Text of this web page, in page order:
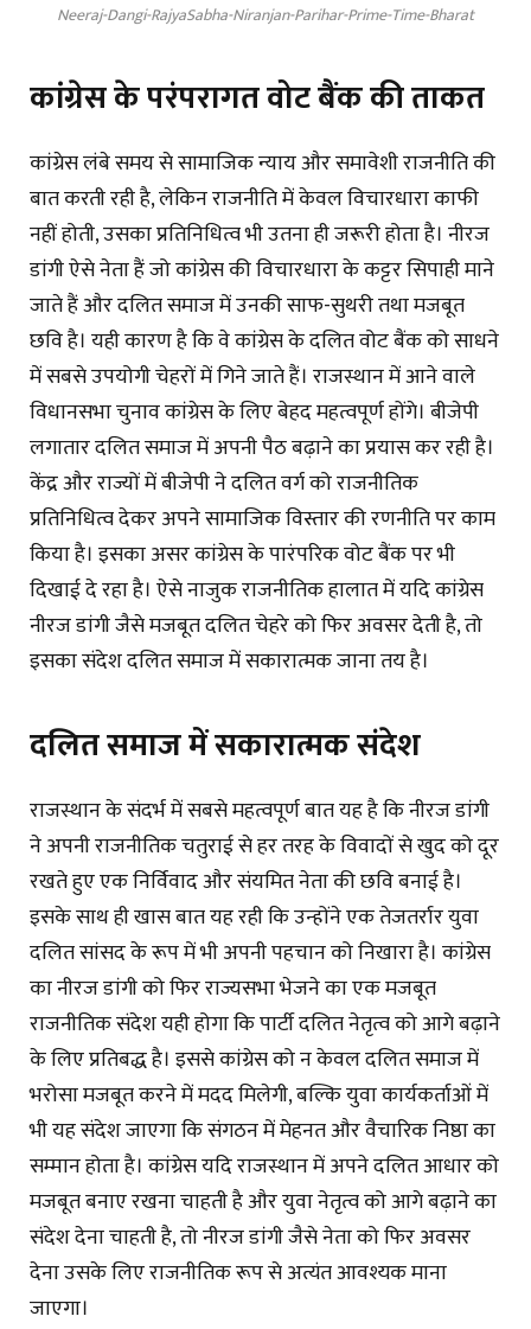
Neeraj-Dangi-RajyaSabha-Niranjan-Parihar-Prime-Time-Bharat
कांग्रेस के परंपरागत वोट बैंक की ताकत
कांग्रेस लंबे समय से सामाजिक न्याय और समावेशी राजनीति की
बात करती रही है, लेकिन राजनीति में केवल विचारधारा काफी
नहीं होती, उसका प्रतिनिधित्व भी उतना ही जरूरी होता है। नीरज
डांगी ऐसे नेता हैं जो कांग्रेस की विचारधारा के कट्टर सिपाही माने
जाते हैं और दलित समाज में उनकी साफ-सुथरी तथा मजबूत
छवि है। यही कारण है कि वे कांग्रेस के दलित वोट बैंक को साधने
में सबसे उपयोगी चेहरों में गिने जाते हैं। राजस्थान में आने वाले
विधानसभा चुनाव कांग्रेस के लिए बेहद महत्वपूर्ण होंगे। बीजेपी
लगातार दलित समाज में अपनी पैठ बढ़ाने का प्रयास कर रही है।
केंद्र और राज्यों में बीजेपी ने दलित वर्ग को राजनीतिक
प्रतिनिधित्व देकर अपने सामाजिक विस्तार की रणनीति पर काम
किया है। इसका असर कांग्रेस के पारंपरिक वोट बैंक पर भी
दिखाई दे रहा है। ऐसे नाजुक राजनीतिक हालात में यदि कांग्रेस
नीरज डांगी जैसे मजबूत दलित चेहरे को फिर अवसर देती है, तो
इसका संदेश दलित समाज में सकारात्मक जाना तय है।
दलित समाज में सकारात्मक संदेश
राजस्थान के संदर्भ में सबसे महत्वपूर्ण बात यह है कि नीरज डांगी
ने अपनी राजनीतिक चतुराई से हर तरह के विवादों से खुद को दूर
रखते हुए एक निर्विवाद और संयमित नेता की छवि बनाई है।
इसके साथ ही खास बात यह रही कि उन्होंने एक तेजतर्रार युवा
दलित सांसद के रूप में भी अपनी पहचान को निखारा है। कांग्रेस
का नीरज डांगी को फिर राज्यसभा भेजने का एक मजबूत
राजनीतिक संदेश यही होगा कि पार्टी दलित नेतृत्व को आगे बढ़ाने
के लिए प्रतिबद्ध है। इससे कांग्रेस को न केवल दलित समाज में
भरोसा मजबूत करने में मदद मिलेगी, बल्कि युवा कार्यकर्ताओं में
भी यह संदेश जाएगा कि संगठन में मेहनत और वैचारिक निष्ठा का
सम्मान होता है। कांग्रेस यदि राजस्थान में अपने दलित आधार को
मजबूत बनाए रखना चाहती है और युवा नेतृत्व को आगे बढ़ाने का
संदेश देना चाहती है, तो नीरज डांगी जैसे नेता को फिर अवसर
देना उसके लिए राजनीतिक रूप से अत्यंत आवश्यक माना
जाएगा।